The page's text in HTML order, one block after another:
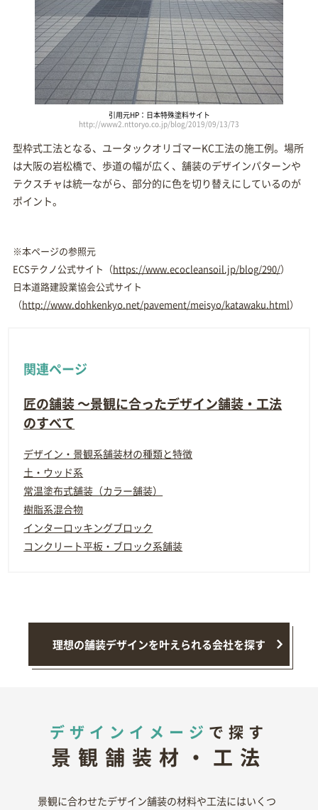
引用元HP：日本特殊塗料サイト
http://www2.nttoryo.co.jp/blog/2019/09/13/73
型枠式工法となる、ユータックオリゴマーKC工法の施工例。場所
は大阪の岩松橋で、歩道の幅が広く、舗装のデザインパターンや
テクスチャは統一ながら、部分的に色を切り替えにしているのが
ポイント。
※本ページの参照元
ECSテクノ公式サイト（https://www.ecocleansoil.jp/blog/290/）
日本道路建設業協会公式サイト
（http://www.dohkenkyo.net/pavement/meisyo/katawaku.html）
関連ページ
匠の舗装 ～景観に合ったデザイン舗装・工法
のすべて
デザイン・景観系舗装材の種類と特徴
土・ウッド系
常温塗布式舗装（カラー舗装）
樹脂系混合物
インターロッキングブロック
コンクリート平板・ブロック系舗装
理想の舗装デザインを叶えられる会社を探す
デザインイメージ で探す
景観舗装材・工法
景観に合わせたデザイン舗装の材料や工法にはいくつ